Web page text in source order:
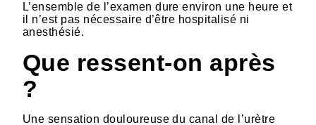
L’ensemble de l’examen dure environ une heure et
il n’est pas nécessaire d’être hospitalisé ni
anesthésié.
Que ressent-on après
?
Une sensation douloureuse du canal de l’urètre